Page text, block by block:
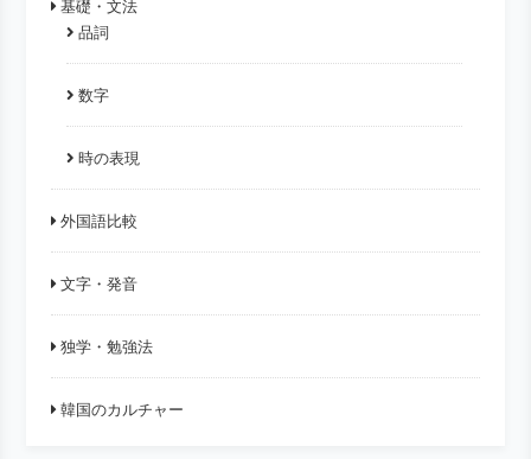
基礎・文法
品詞
数字
時の表現
外国語比較
文字・発音
独学・勉強法
韓国のカルチャー